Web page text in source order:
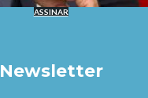
ASSINAR
Newsletter